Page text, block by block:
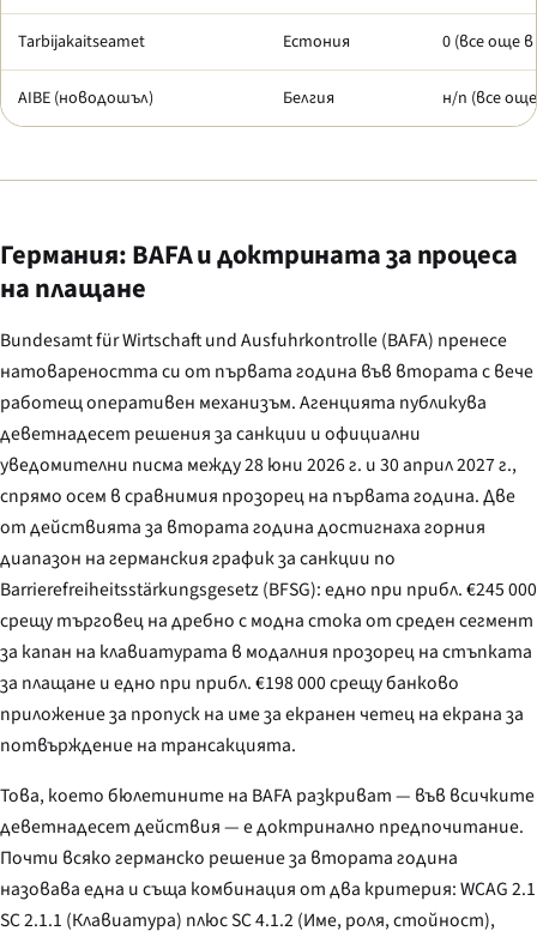
Tarbijakaitseamet Естония 0 (все още
AIBE (новодошъл) Белгия н/п (все
Германия: BAFA и доктрината за процеса
на плащане
Bundesamt für Wirtschaft und Ausfuhrkontrolle(BAFA) пренесе
натовареността си от първата година във втората с вече
работещ оперативен механизъм. Агенцията публикува
деветнадесет решения за санкции и официални
уведомителни писма между 28 юни 2026 г. и 30 април 2027 г.,
спрямо осем в сравнимия прозорец на първата година. Две
от действията за втората година достигнаха горния
диапазон на германския график за санкции по
Barrierefreiheitsstärkungsgesetz(BFSG): едно при прибл. €245 000
срещу търговец на дребно с модна стока от среден сегмент
за капан на клавиатурата в модалния прозорец на стъпката
за плащане и едно при прибл. €198 000 срещу банково
приложение за пропуск на име за екранен четец на екрана за
потвърждение на трансакцията.
Това, което бюлетините на BAFA разкриват — във всичките
деветнадесет действия — е доктринално предпочитание.
Почти всяко германско решение за втората година
назовава една и съща комбинация от два критерия: WCAG 2.1
SC 2.1.1 (Клавиатура) плюс SC 4.1.2 (Име, роля, стойност),